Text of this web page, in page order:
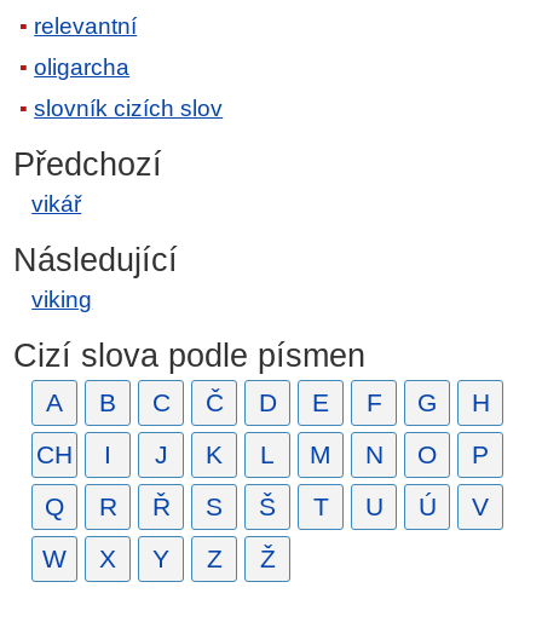
relevantní
oligarcha
slovník cizích slov
Předchozí
vikář
Následující
viking
Cizí slova podle písmen
A B C Č D E F G
H
CH
I J K L M N O
P
Q
R Ř S Š T U Ú
V
W
X Y Z Ž